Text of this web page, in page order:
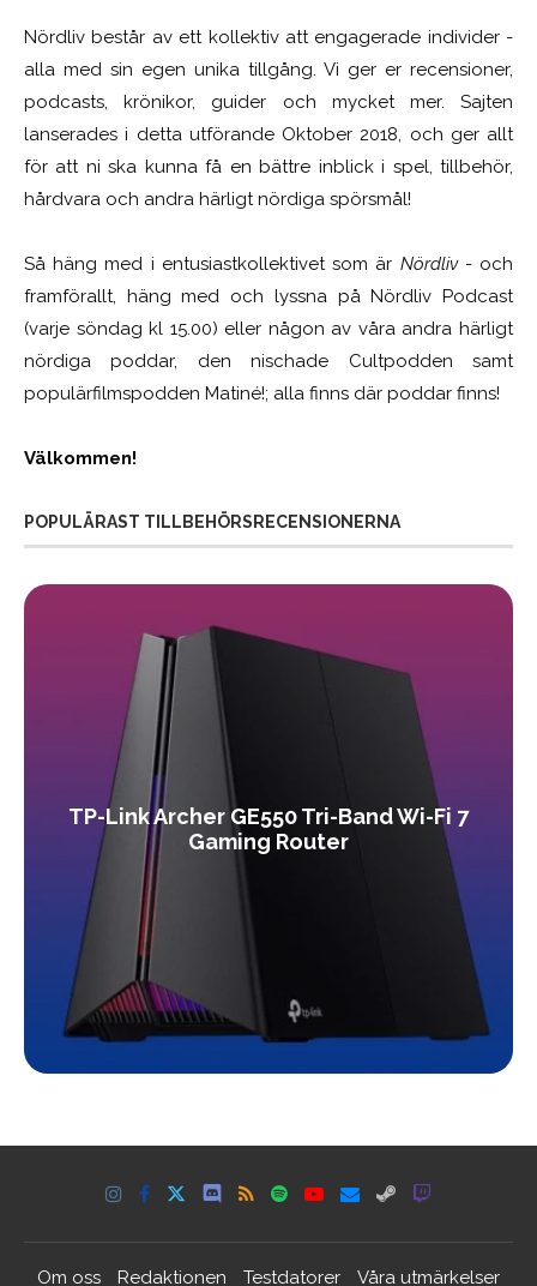
Nördliv består av ett kollektiv att engagerade individer -
alla med sin egen unika tillgång. Vi ger er recensioner,
podcasts, krönikor, guider och mycket mer. Sajten
lanserades i detta utförande Oktober 2018, och ger allt
för att ni ska kunna få en bättre inblick i spel, tillbehör,
hårdvara och andra härligt nördiga spörsmål!
Så häng med i entusiastkollektivet som är Nördliv- och
framförallt, häng med och lyssna på Nördliv Podcast
(varje söndag kl 15.00) eller någon av våra andra härligt
nördiga poddar, den nischade Cultpodden samt
populärfilmspodden Matiné!; alla finns där poddar finns!
Välkommen!
POPULÄRAST TILLBEHÖRSRECENSIONERNA
TP-Link Archer GE550 Tri-Band Wi-Fi 7
Gaming Router
Om oss Redaktionen Testdatorer Våra utmärkelser